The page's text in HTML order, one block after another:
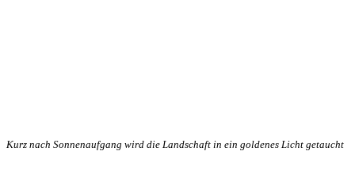
Kurz nach Sonnenaufgang wird die Landschaft in ein goldenes Licht getaucht